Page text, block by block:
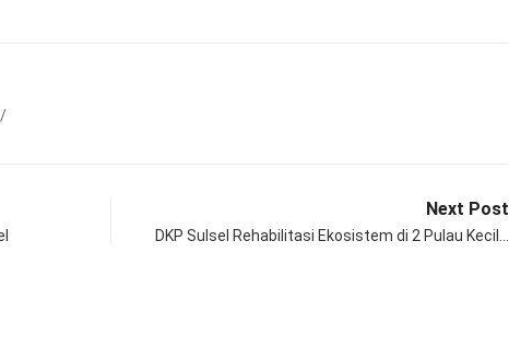
Next Post
DKP Sulsel Rehabilitasi Ekosistem di 2 Pulau Kecil…